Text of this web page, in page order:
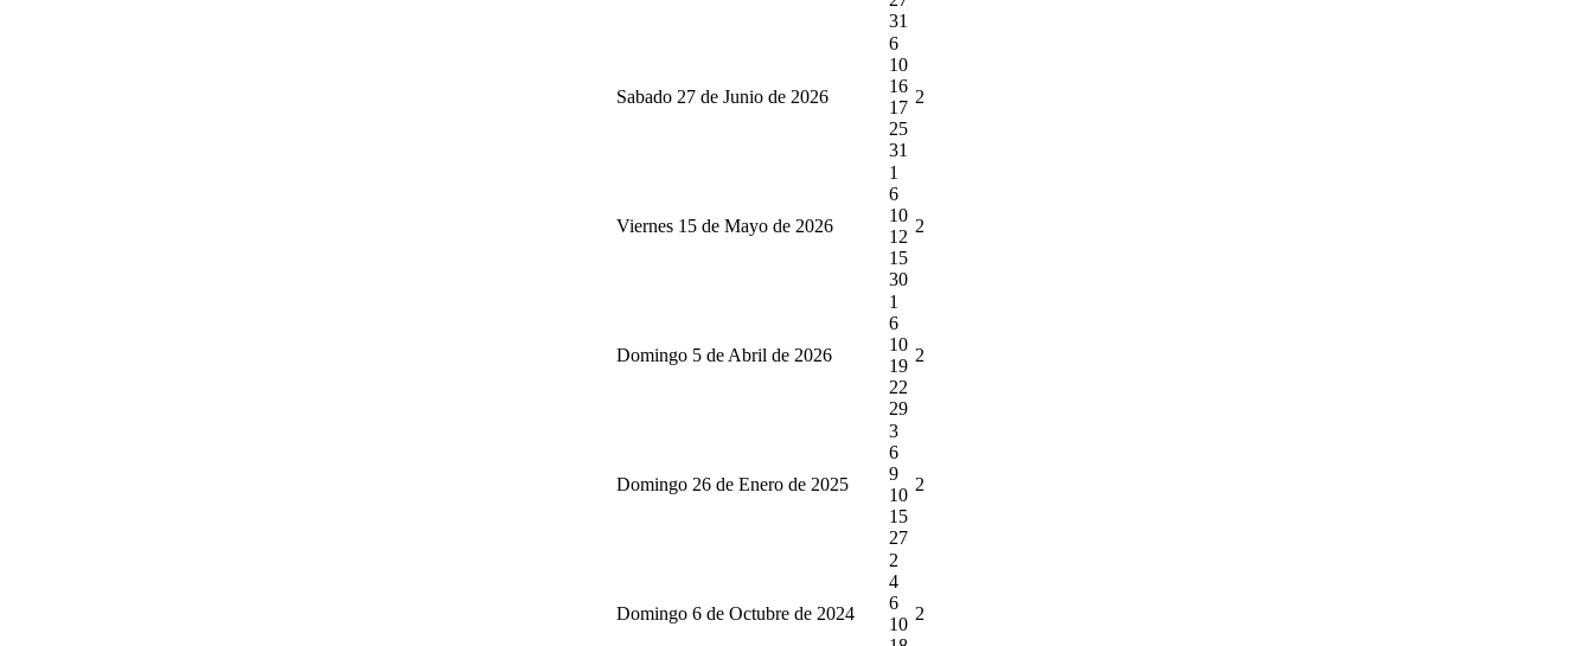
31
Sabado 27 de Junio de 2026
6
10
16
17
25
31
2
Viernes 15 de Mayo de 2026
1
6
10
12
15
30
2
Domingo 5 de Abril de 2026
1
6
10
19
22
29
2
Domingo 26 de Enero de 2025
3
6
9
10
15
27
2
Domingo 6 de Octubre de 2024
2
4
6
10
2